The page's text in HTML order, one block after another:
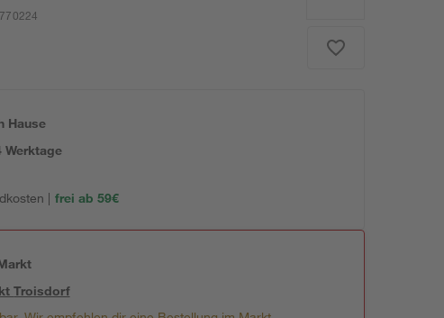
Hause
Werktage
| frei ab 59€
Troisdorf